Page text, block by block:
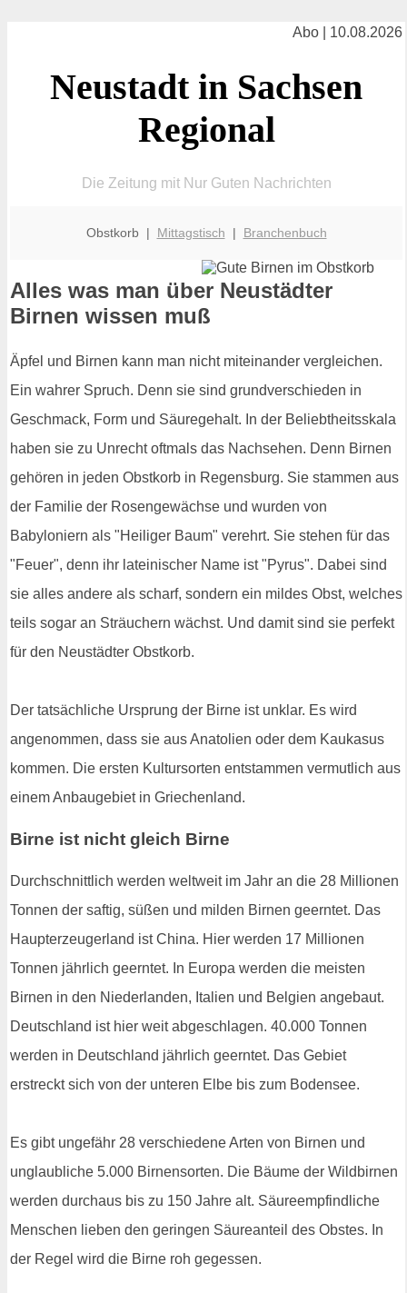
Abo | 10.08.2026
Neustadt in Sachsen
Regional
Die Zeitung mit Nur Guten Nachrichten
Obstkorb | Mittagstisch | Branchenbuch
Alles was man über Neustädter
Birnen wissen muß
Äpfel und Birnen kann man nicht miteinander vergleichen.
Ein wahrer Spruch. Denn sie sind grundverschieden in
Geschmack, Form und Säuregehalt. In der Beliebtheitsskala
haben sie zu Unrecht oftmals das Nachsehen. Denn Birnen
gehören in jeden Obstkorb in Regensburg. Sie stammen aus
der Familie der Rosengewächse und wurden von
Babyloniern als "Heiliger Baum" verehrt. Sie stehen für das
"Feuer", denn ihr lateinischer Name ist "Pyrus". Dabei sind
sie alles andere als scharf, sondern ein mildes Obst, welches
teils sogar an Sträuchern wächst. Und damit sind sie perfekt
für den Neustädter Obstkorb.
Der tatsächliche Ursprung der Birne ist unklar. Es wird
angenommen, dass sie aus Anatolien oder dem Kaukasus
kommen. Die ersten Kultursorten entstammen vermutlich aus
einem Anbaugebiet in Griechenland.
Birne ist nicht gleich Birne
Durchschnittlich werden weltweit im Jahr an die 28 Millionen
Tonnen der saftig, süßen und milden Birnen geerntet. Das
Haupterzeugerland ist China. Hier werden 17 Millionen
Tonnen jährlich geerntet. In Europa werden die meisten
Birnen in den Niederlanden, Italien und Belgien angebaut.
Deutschland ist hier weit abgeschlagen. 40.000 Tonnen
werden in Deutschland jährlich geerntet. Das Gebiet
erstreckt sich von der unteren Elbe bis zum Bodensee.
Es gibt ungefähr 28 verschiedene Arten von Birnen und
unglaubliche 5.000 Birnensorten. Die Bäume der Wildbirnen
werden durchaus bis zu 150 Jahre alt. Säureempfindliche
Menschen lieben den geringen Säureanteil des Obstes. In
der Regel wird die Birne roh gegessen.